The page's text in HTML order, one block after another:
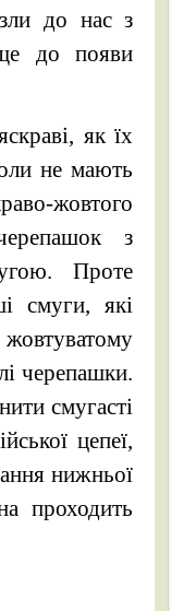
до нас з
до появи
як їх
не мають
жовтого
з
Проте
смуги, які
черепашки.
смугасті
цепеї,
нижньої
проходить